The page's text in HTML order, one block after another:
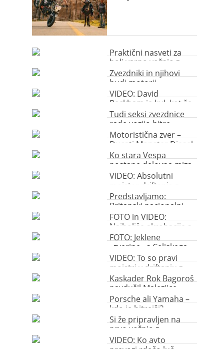
Praktični nasveti za
bolj varno vožnjo z
motornim kolesom
Zvezdniki in njihovi
hudi motorji
VIDEO: David
Beckham je kul, kot še
nikoli
Tudi seksi zvezdnice
rade vozijo hitre
motorje
Motoristična zver –
Ducati Monster Diesel
Ko stara Vespa
postane delovna miza
VIDEO: Absolutni
mojster driftanja z
motorjem
Predstavljamo:
Britanski nacionalni
muzej motocilkov
FOTO in VIDEO:
Najboljše akrobacije s
Celjskega sejma
FOTO: Jeklene
»zverine« s Celjskega
sejma
VIDEO: To so pravi
mojstri v driftanju z
motorjem
Kaskader Rok Bagoroš
navdušil Malezijce
Porsche ali Yamaha –
kdo je hitrejši?
Si že pripravljen na
prvo vožnjo z
motorjem?
VIDEO: Ko avto